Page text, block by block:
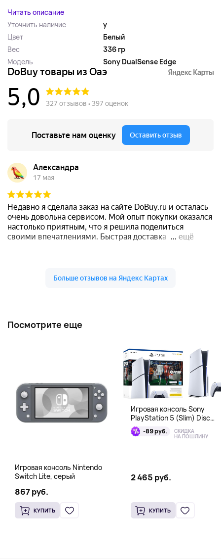
Читать описание
Уточнить наличие
y
Цвет
Белый
Вес
336 гр
Модель
Sony DualSense Edge
Посмотрите еще
Игровая консоль Nintendo
Switch Lite, серый
867 руб.
КУПИТЬ
Игровая консоль Sony
PlayStation 5 (Slim) Disc
Edition + EA Sports FC 26
Bundle-89 руб. СКИДКА
НА ПОШЛИНУ
2 465 руб.
КУПИТЬ